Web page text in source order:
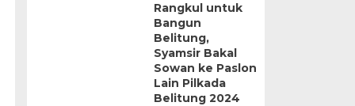
Rangkul untuk
Bangun
Belitung,
Syamsir Bakal
Sowan ke Paslon
Lain Pilkada
Belitung 2024